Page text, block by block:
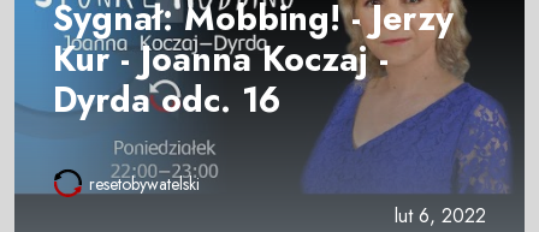
Sygnał: Mobbing! - Jerzy
Kur - Joanna Koczaj -
Dyrda odc. 16
resetobywatelski
lut 6, 2022